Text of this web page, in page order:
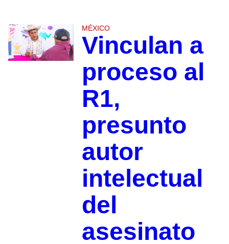
MÉXICO
Vinculan a
proceso al
R1,
presunto
autor
intelectual
del
asesinato